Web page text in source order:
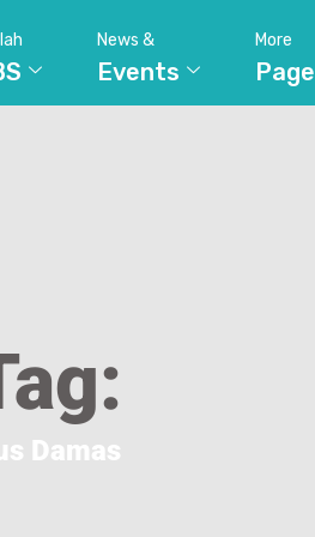
News &
Events
More
Damas